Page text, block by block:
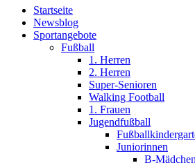
Startseite
Newsblog
Sportangebote
Fußball
1. Herren
2. Herren
Super-Senioren
Walking Football
1. Frauen
Jugendfußball
Juniorinnen
B-